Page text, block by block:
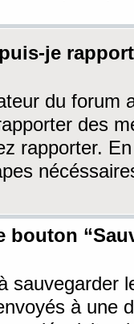
je
du forum
des
rapporter.
bouton
sauvegarder
à une